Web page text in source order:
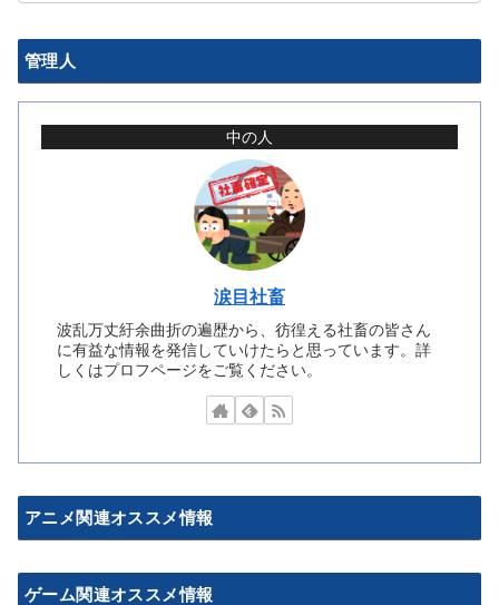
管理人
中の人
涙目社畜
波乱万丈紆余曲折の遍歴から、彷徨える社畜の皆さん
に有益な情報を発信していけたらと思っています。詳
しくはプロフページをご覧ください。
アニメ関連オススメ情報
ゲーム関連オススメ情報